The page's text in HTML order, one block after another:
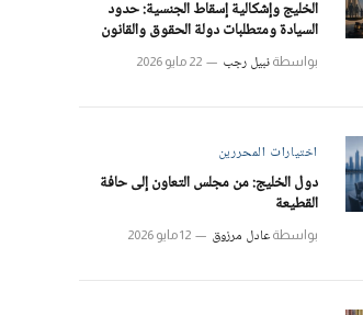
الخليج وإشكالية إسقاط الجنسية: حدود
السيادة ومتطلبات دولة الحقوق والقانون
بواسطة نبيل رجب 22 مايو 2026
اختيارات المحررين
دول الخليج: من مجلس التعاون إلى حافة
القطيعة
بواسطة عادل مرزوق 12 مايو 2026